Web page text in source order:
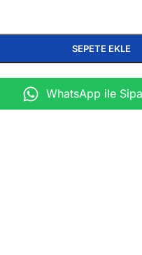
SEPETE EKLE
WhatsApp ile